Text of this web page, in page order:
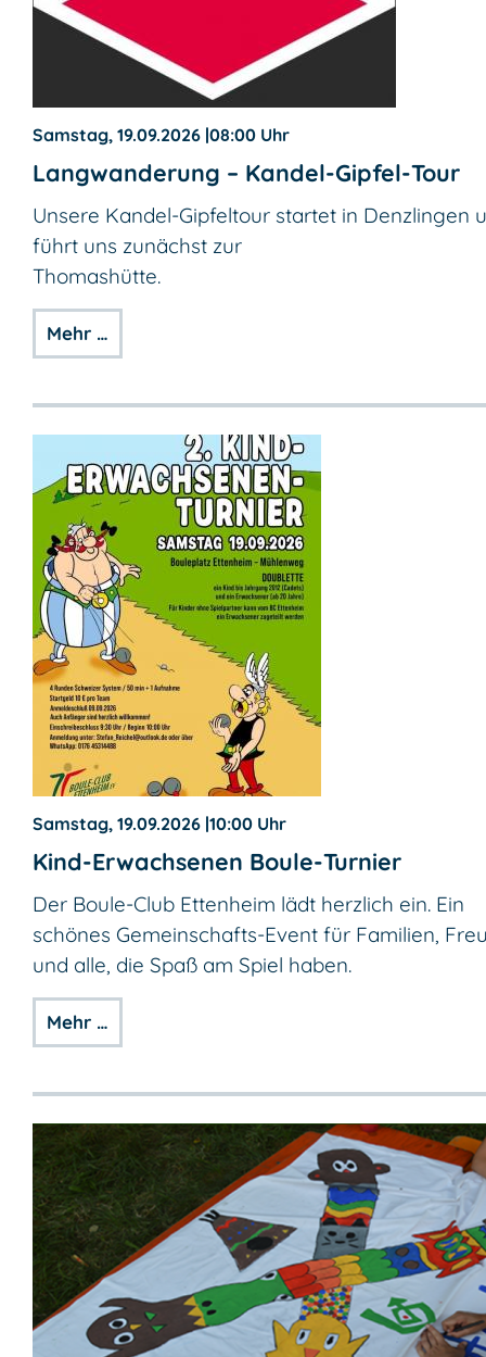
Samstag, 19.09.2026 |08:00 Uhr
Langwanderung – Kandel-Gipfel-Tour
Unsere Kandel-Gipfeltour startet in Denzlingen
führt uns zunächst zur
Thomashütte.
Mehr …
Samstag, 19.09.2026 |10:00 Uhr
Kind-Erwachsenen Boule-Turnier
Der Boule-Club Ettenheim lädt herzlich ein. Ein
schönes Gemeinschafts-Event für Familien,
und alle, die Spaß am Spiel haben.
Mehr …